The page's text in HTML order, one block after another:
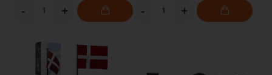
- + - +